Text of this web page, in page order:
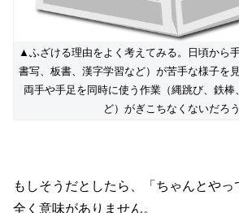
▲ふざける理由をよく考えてみる。日頃から
書写、板書、漢字学習など）が苦手な様子を
両手や手足を同時に使う作業（縄跳び、鉄棒
ど）がぎこちなくないだろ
もしそうだとしたら、「ちゃんとや
全く意味がありません。